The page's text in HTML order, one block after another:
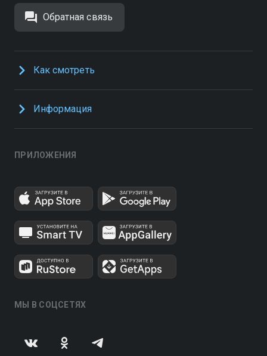
Обратная связь
Как смотреть
Информация
ПРИЛОЖЕНИЯ
МЫ В СОЦСЕТЯХ